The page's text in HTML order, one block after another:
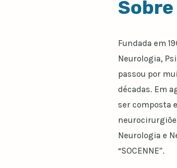
Fundada em
Neurologia,
passou por
décadas. Em
ser composta
Neurologia e
“SOCENNE”.